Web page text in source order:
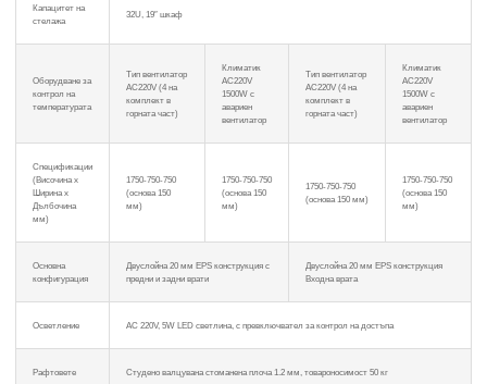
Капацитет на
стелажа
32U, 19″ шкаф
Оборудване за
контрол на
температурата
Тип вентилатор
AC220V (4 на
комплект в
горната част)
Климатик
AC220V
1500W с
авариен
вентилатор
Тип вентилатор
AC220V (4 на
комплект в
горната част)
Климатик
AC220V
1500W с
авариен
вентилатор
Спецификации
(Височина x
Ширина x
Дълбочина
мм)
1750-750-750
(основа 150
мм)
1750-750-750
(основа 150
мм)
1750-750-750
(основа 150 мм)
1750-750-750
(основа 150
мм)
Основна
конфигурация
Двуслойна 20 мм EPS конструкция с
предни и задни врати
Двуслойна 20 мм EPS конструкция
Входна врата
Осветление AC 220V, 5W LED светлина, с превключвател за контрол на достъпа
Рафтовете Студено валцувана стоманена плоча 1.2 мм, товароносимост 50 кг